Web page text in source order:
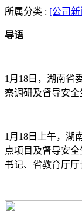
所属分类 : [公司
导语
1月18日，湖南省
察调研及督导安全
1月18日上午，湖
点项目及督导安
书记、省教育厅厅